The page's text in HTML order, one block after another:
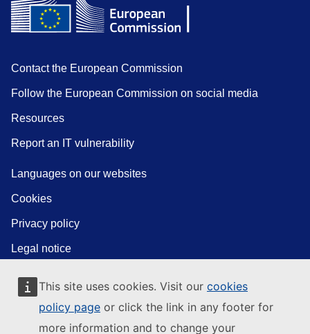
This site uses cookies. Visit our cookies
policy page or click the link in any footer for
more information and to change your
Contact the European Commission
Follow the European Commission on social media
Resources
Report an IT vulnerability
Languages on our websites
Cookies
Privacy policy
Legal notice